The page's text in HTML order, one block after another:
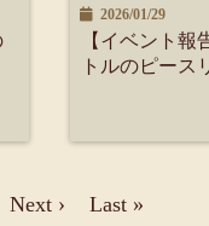
2026/01/29
【イベント
トルのピース
Next › Last »